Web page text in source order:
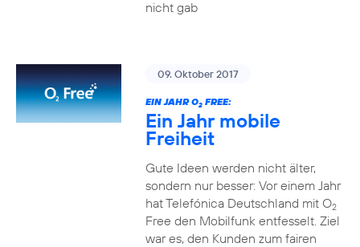
nicht gab
09. Oktober 2017
EIN JAHR O2FREE:
Ein Jahr mobile
Freiheit
Gute Ideen werden nicht älter,
sondern nur besser: Vor einem Jahr
hat Telefónica Deutschland mit O2
Free den Mobilfunk entfesselt. Ziel
war es, den Kunden zum fairen